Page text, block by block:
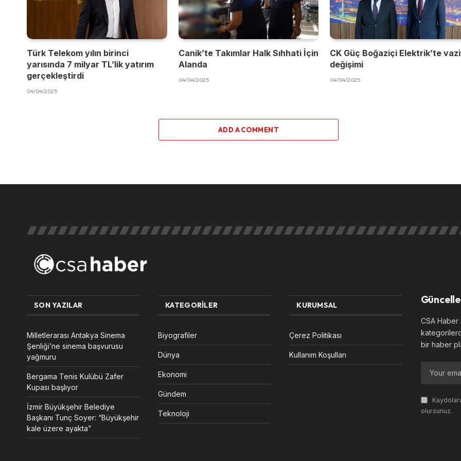
Türk Telekom yılın birinci
yarısında 7 milyar TL’lik yatırım
gerçekleştirdi
04/04/2025
Canik’te Takımlar Halk Sıhhati İçin
Alanda
04/04/2025
CK Güç Boğaziçi Elektrik’te
değişimi
04/04/2025
ADD A COMMENT
SON YAZILAR
Milletlerarası Antakya Sinema
Şenliği’ne sinema başvurusu
yağmuru
Bergama Tenis Kulübü Zafer
Kupası başlıyor
İzmir Büyükşehir Belediye
Başkanı Tunç Soyer: “Büyükşehir
kale üzere ayakta”
KATEGORILER
Biyografiler
Dünya
Ekonomi
Gündem
Teknoloji
KURUMSAL
Çerez Politikası
Kullanım Koşulları
CSA
bir haber
olursunuz.